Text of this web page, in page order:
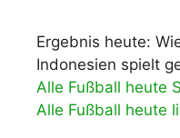
WM 2026 Qualifikation
& Spielplan
Ergebnis heute:
Indonesien spielt
Alle Fußball heute
Alle Fußball heute